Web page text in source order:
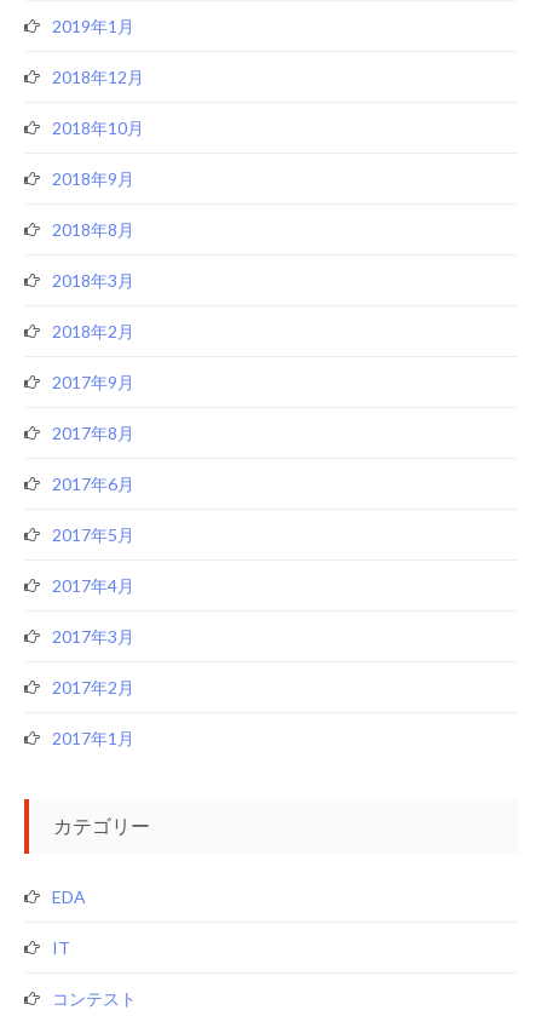
2019年1月
2018年12月
2018年10月
2018年9月
2018年8月
2018年3月
2018年2月
2017年9月
2017年8月
2017年6月
2017年5月
2017年4月
2017年3月
2017年2月
2017年1月
カテゴリー
EDA
IT
コンテスト